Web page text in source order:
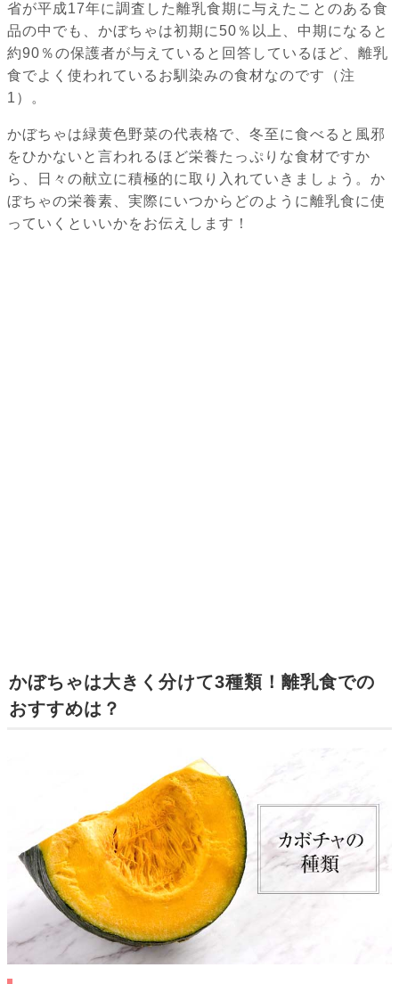
省が平成17年に調査した離乳食期に与えたことのある食
品の中でも、かぼちゃは初期に50％以上、中期になると
約90％の保護者が与えていると回答しているほど、離乳
食でよく使われているお馴染みの食材なのです（注
1）。
かぼちゃは緑黄色野菜の代表格で、冬至に食べると風邪
をひかないと言われるほど栄養たっぷりな食材ですか
ら、日々の献立に積極的に取り入れていきましょう。か
ぼちゃの栄養素、実際にいつからどのように離乳食に使
っていくといいかをお伝えします！
かぼちゃは大きく分けて3種類！離乳食での
おすすめは？